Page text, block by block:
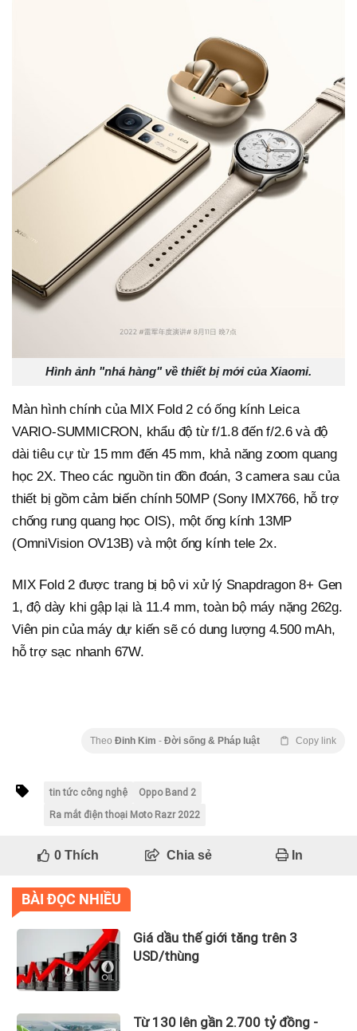
Hình ảnh "nhá hàng" về thiết bị mới của Xiaomi.
Màn hình chính của MIX Fold 2 có ống kính Leica
VARIO-SUMMICRON, khẩu độ từ f/1.8 đến f/2.6 và độ
dài tiêu cự từ 15 mm đến 45 mm, khả năng zoom quang
học 2X. Theo các nguồn tin đồn đoán, 3 camera sau của
thiết bị gồm cảm biến chính 50MP (Sony IMX766, hỗ trợ
chống rung quang học OIS), một ống kính 13MP
(OmniVision OV13B) và một ống kính tele 2x.
MIX Fold 2 được trang bị bộ vi xử lý Snapdragon 8+ Gen
1, độ dày khi gập lại là 11.4 mm, toàn bộ máy nặng 262g.
Viên pin của máy dự kiến sẽ có dung lượng 4.500 mAh,
hỗ trợ sạc nhanh 67W.
Theo Đinh Kim - Đời sống & Pháp luật Copy link
tin tức công nghệ
Oppo Band 2
Ra mắt điện thoại Moto Razr 2022
0Thích Chia sẻ In
BÀI ĐỌC NHIỀU
Giá dầu thế giới tăng trên 3
USD/thùng
Từ 130 lên gần 2.700 tỷ đồng -